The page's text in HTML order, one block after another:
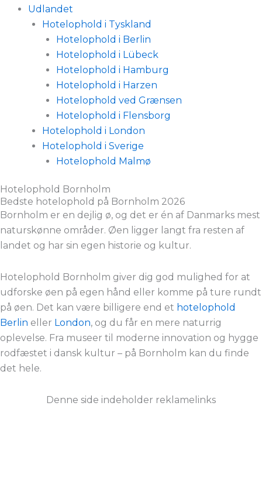
Udlandet
Hotelophold i Tyskland
Hotelophold i Berlin
Hotelophold i Lübeck
Hotelophold i Hamburg
Hotelophold i Harzen
Hotelophold ved Grænsen
Hotelophold i Flensborg
Hotelophold i London
Hotelophold i Sverige
Hotelophold Malmø
Hotelophold Bornholm
Bedste hotelophold på Bornholm 2026
Bornholm er en dejlig ø, og det er én af Danmarks mest
naturskønne områder. Øen ligger langt fra resten af
landet og har sin egen historie og kultur.
Hotelophold Bornholm giver dig god mulighed for at
udforske øen på egen hånd eller komme på ture rundt
på øen. Det kan være billigere end et hotelophold
Berlin eller London, og du får en mere naturrig
oplevelse. Fra museer til moderne innovation og hygge
rodfæstet i dansk kultur – på Bornholm kan du finde
det hele.
Denne side indeholder reklamelinks